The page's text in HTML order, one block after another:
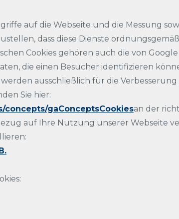
auf die Webseite und die Messung
dass diese Dienste
Cookies gehören auch die von
die einen Besucher identifizieren
ausschließlich für die
Sie hier:
gaConceptsCookiesan der
auf Ihre Nutzung unserer Webseite